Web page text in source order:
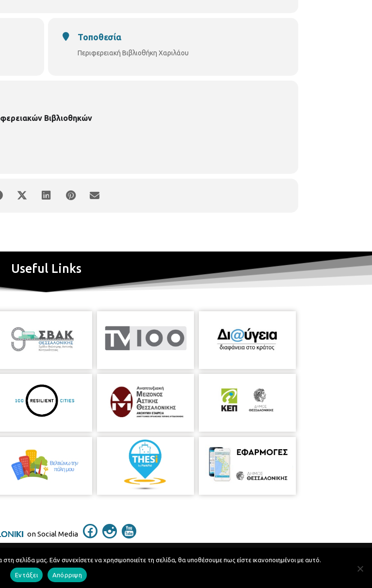
Τοποθεσία
Περιφερειακή Βιβλιοθήκη Χαριλάου
Βιβλιοθηκών
Useful Links
on Social Media
Telephone Catalog
Developed byMyCompany Projects
σελίδα μας. Εάν συνεχίσετε να χρησιμοποιείτε τη σελίδα, θα υποθέσουμε πως είστε ικανοποιημένοι με αυτό.
Εντάξει Απόρριψη